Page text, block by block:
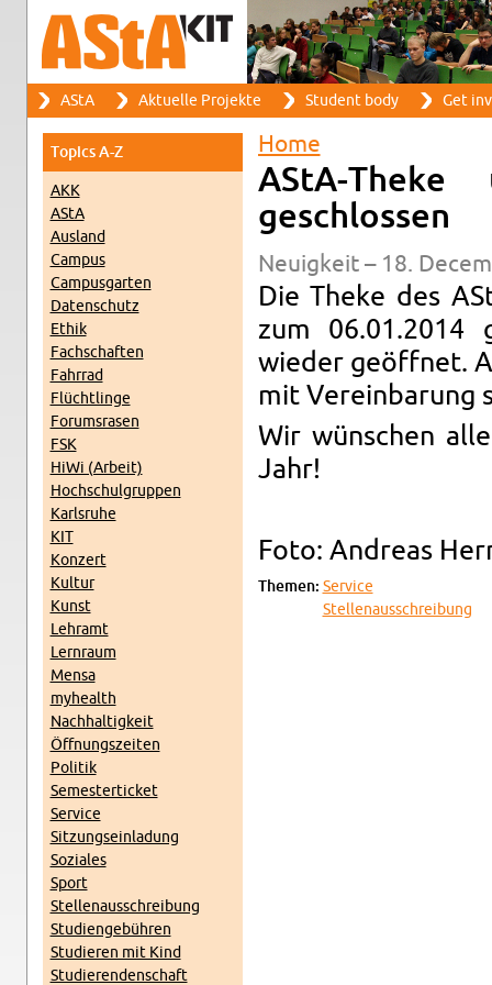
Search form
Search
Main menu
AStA Ak­tuelle Pro­jekte Stu­dent body Get
Top­ics A-Z
AKK
AStA
Aus­land
Cam­pus
Cam­pus­garten
Daten­schutz
Ethik
Fach­schaften
Fahrrad
Flüchtlinge
Fo­rum­srasen
FSK
HiWi (Ar­beit)
Hochschul­grup­pen
Karl­sruhe
KIT
Konz­ert
Kul­tur
Kunst
Lehramt
Lern­raum
Mensa
my­health
Nach­haltigkeit
Öff­nungszeiten
Poli­tik
Se­mes­terticket
Ser­vice
Sitzung­sein­ladung
Soziales
Sport
Stel­lenauss­chrei­bung
Stu­di­engebühren
Studieren mit Kind
Studieren­den­schaft
You are here
Home
AStA-
geschlossen
Neuigkeit – 18.
Die Theke des
zum 06.01.2014
wieder geöffnet.
mit Vere­in­barung
Wir wünschen
Jahr!
Foto: An­dreas
The­men: Ser­vice
Stel­lenauss­chrei­bung